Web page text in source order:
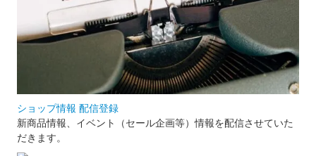
ショップ情報 配信登録
新商品情報、イベント（セール企画等）情報を配信させていた
だきます。